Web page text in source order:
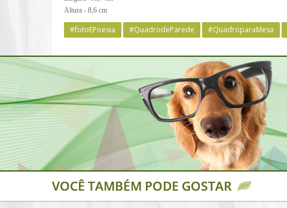
Altura - 8,6 cm
#fotoEPoesia #QuadrodeParede #QuadroparaMesa
VOCÊ TAMBÉM PODE GOSTAR